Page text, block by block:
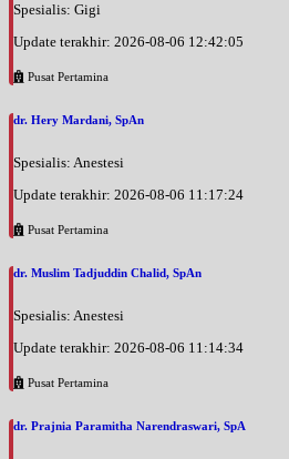
Spesialis: Gigi
Update terakhir: 2026-08-06 12:42:05
Pusat Pertamina
dr. Hery Mardani, SpAn
Spesialis: Anestesi
Update terakhir: 2026-08-06 11:17:24
Pusat Pertamina
dr. Muslim Tadjuddin Chalid, SpAn
Spesialis: Anestesi
Update terakhir: 2026-08-06 11:14:34
Pusat Pertamina
dr. Prajnia Paramitha Narendraswari, SpA